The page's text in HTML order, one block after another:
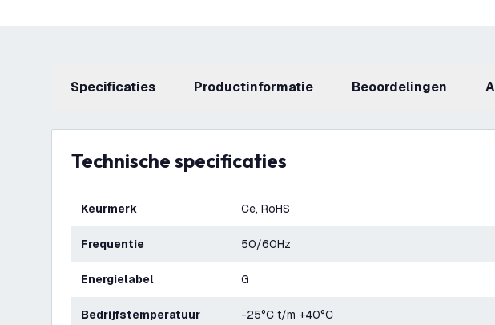
Specificaties productinformatie beoordelingen
Technische specificaties
Keurmerk Ce, RoHS
Frequentie 50/60Hz
Energielabel G
Bedrijfstemperatuur -25°C t/m +40°C